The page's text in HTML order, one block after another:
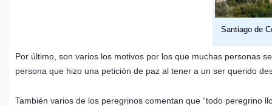
Santiago de
Por último, son varios los motivos por los que muchas personas
persona que hizo una petición de paz al tener a un ser querido
También varios de los peregrinos comentan que “todo peregrino